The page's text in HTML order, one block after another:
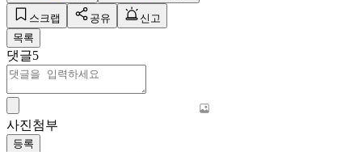
스크랩 공유
신고
목록
댓글5
사진첨부
등록